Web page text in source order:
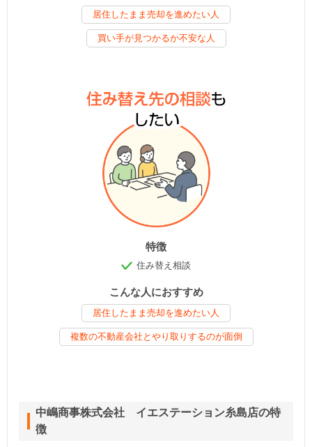
居住したまま売却を進めたい人
買い手が見つかるか不安な人
特徴
住み替え相談
こんな人におすすめ
居住したまま売却を進めたい人
複数の不動産会社とやり取りするのが面倒
中嶋商事株式会社 イエステーション糸島店の特
徴